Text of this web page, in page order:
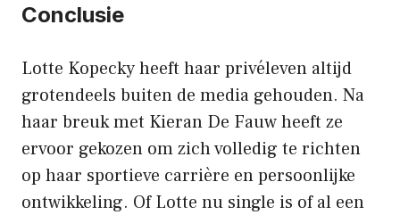
Conclusie
Lotte Kopecky heeft haar privéleven altijd
grotendeels buiten de media gehouden. Na
haar breuk met Kieran De Fauw heeft ze
ervoor gekozen om zich volledig te richten
op haar sportieve carrière en persoonlijke
ontwikkeling. Of Lotte nu single is of al een